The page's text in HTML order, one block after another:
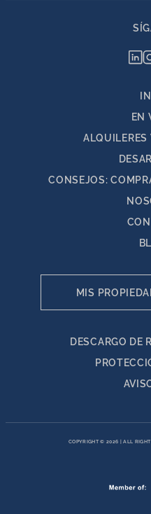
EN
ALQUILERES
CONSEJOS:
MIS
DESCARGO DE
COPYRIGHT © 2026 |ALL